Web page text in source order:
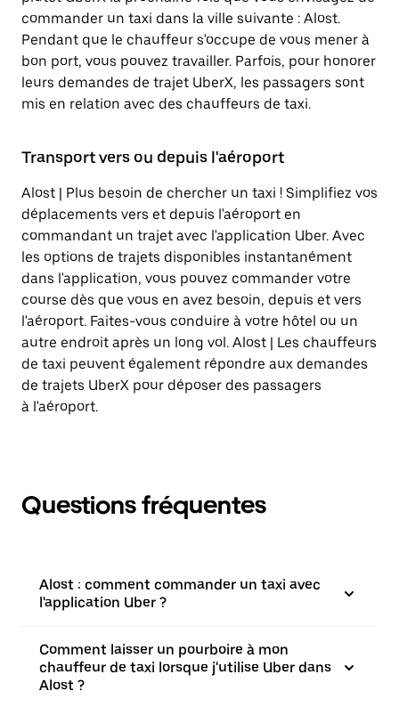
commander un taxi dans la ville suivante : Alost.
Pendant que le chauffeur s'occupe de vous mener à
bon port, vous pouvez travailler. Parfois, pour honorer
leurs demandes de trajet UberX, les passagers sont
mis en relation avec des chauffeurs de taxi.
Transport vers ou depuis l'aéroport
Alost | Plus besoin de chercher un taxi ! Simplifiez vos
déplacements vers et depuis l'aéroport en
commandant un trajet avec l'application Uber. Avec
les options de trajets disponibles instantanément
dans l'application, vous pouvez commander votre
course dès que vous en avez besoin, depuis et vers
l'aéroport. Faites-vous conduire à votre hôtel ou un
autre endroit après un long vol. Alost | Les chauffeurs
de taxi peuvent également répondre aux demandes
de trajets UberX pour déposer des passagers
à l'aéroport.
Questions fréquentes
Alost : comment commander un taxi avec
l'application Uber ?
Comment laisser un pourboire à mon
chauffeur de taxi lorsque j'utilise Uber dans
Alost ?